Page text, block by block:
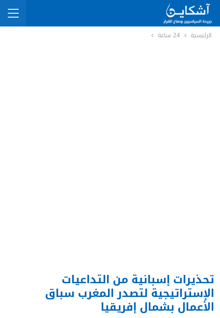
الرئيسية 24 ساعة
تحذيرات إسبانية من التداعيات
الإستراتيجية لتصدر المغرب سباق
الأعمال بشمال إفريقيا